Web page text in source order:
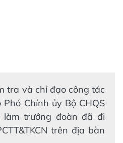
tra và chỉ đạo công tác
Phó Chính ủy Bộ CHQS
trưởng đoàn đã đi
trên địa bàn